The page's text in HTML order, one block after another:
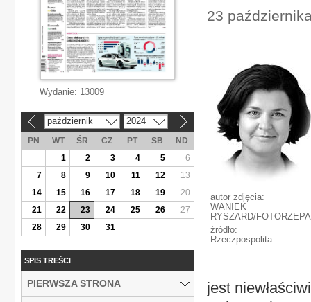
23
autor zdjęcia:
WANIEK
RYSZARD/FOTORZEPA
źródło:
Rzeczpospolita
jest
Wydanie: 13009
październik 2024
PN WT ŚR CZ PT SB
ND
1
2 3 4 5
6
7
8 9 10 11 12
13
14
15 16 17 18 19
20
21
22 23 24 25 26
27
28
29 30 31
SPIS TREŚCI
PIERWSZA STRONA